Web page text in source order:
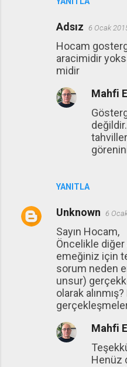
Adsız 6 Ocak
Hocam
aracimidir
midir
YANITLA
Mahfi
Unknown 6
Sayın Hocam,
Öncelikle
emeğiniz için
sorum neden
unsur)
olarak
Mahfi
Henüz